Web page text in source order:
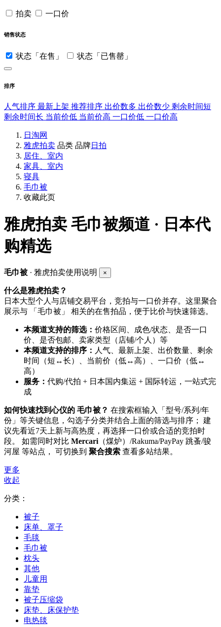
拍卖 一口价
销售状态
状态「在售」 状态「已售罄」
排序
人气排序 最新上架 推荐排序 出价数多 出价数少 剩余时间短
剩余时间长 当前价低 当前价高 一口价低 一口价高
日淘网
雅虎拍卖 品类 品牌日拍
居住、室内
家具、室内
寝具
毛巾被
收藏此页
雅虎拍卖 毛巾被频道 · 日本代
购精选
毛巾被 · 雅虎拍卖使用说明 ×
什么是雅虎拍卖？
日本大型个人与店铺交易平台，竞拍与一口价并存。这里聚合
展示与 「毛巾被」 相关的在售拍品，便于比价与快速筛选。
本频道支持的筛选： 价格区间、成色/状态、是否一口
价、是否包邮、卖家类型（店铺/个人）等
本频道支持的排序： 人气、最新上架、出价数量、剩余
时间（短↔长）、当前价（低↔高）、一口价（低↔
高）
服务： 代购/代拍 + 日本国内集运 + 国际转运，一站式完
成
如何快速找到心仪的 毛巾被？ 在搜索框输入「型号/系列/年
份」等关键信息，勾选子分类并结合上面的筛选与排序； 建
议先看近7天上新与高热度，再选择一口价或合适的竞拍时
段。 如需同时对比 Mercari （煤炉）/Rakuma/PayPay 跳蚤/骏
河屋 等站点， 可切换到 聚合搜索 查看多站结果。
更多
收起
分类：
被子
床单、罩子
毛毯
毛巾被
枕头
其他
儿童用
靠垫
被子压缩袋
床垫、床保护垫
电热毯